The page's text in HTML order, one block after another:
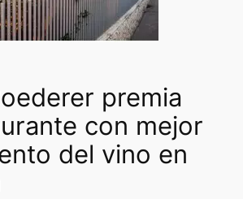
premia
con mejor
del vino en